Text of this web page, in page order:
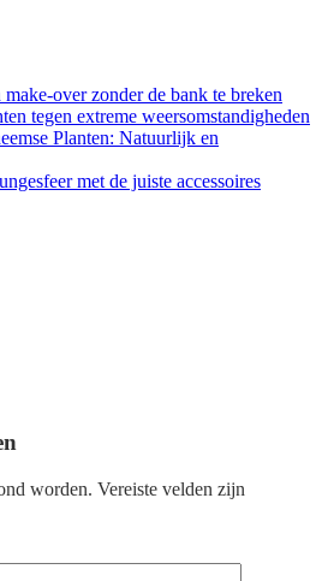
over zonder de bank te breken
tegen extreme weersomstandigheden
Planten: Natuurlijk en
met de juiste accessoires
worden. Vereiste velden zijn